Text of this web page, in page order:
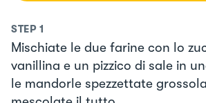
STEP 1
Mischiate le due farine con lo
vanillina e un pizzico di sale in
le mandorle spezzettate